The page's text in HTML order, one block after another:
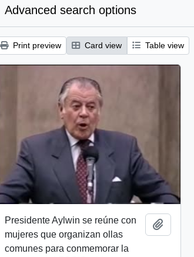
Advanced search options
Print preview Card view Table view
Presidente Aylwin se reúne con
mujeres que organizan ollas
comunes para conmemorar la